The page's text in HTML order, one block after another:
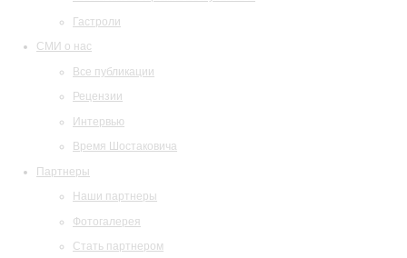
Гастроли
СМИ о нас
Все публикации
Рецензии
Интервью
Время Шостаковича
Партнеры
Наши партнеры
Фотогалерея
Стать партнером